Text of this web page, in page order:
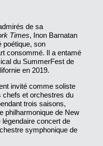
de sa
Times, Inon Barnatan
poétique, son
consommé. Il a entamé
du SummerFest de
en 2019.
invité comme soliste
chefs et orchestres du
trois saisons,
philharmonique de New
concert de
symphonique de